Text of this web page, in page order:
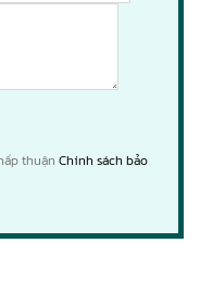
thuận Chính sách bảo